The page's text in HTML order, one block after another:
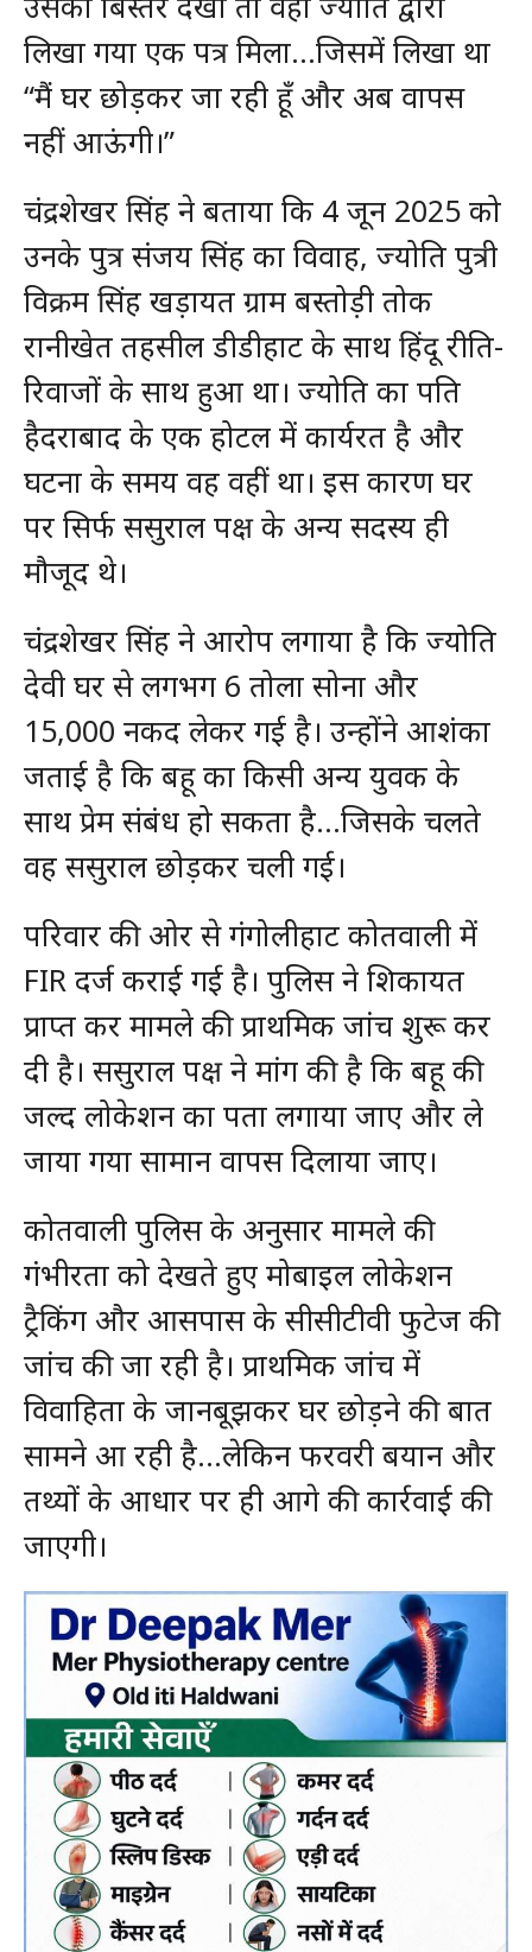
लिखा गया एक पत्र मिला…जिसमें लिखा था
“मैं घर छोड़कर जा रही हूँ और अब वापस
नहीं आऊंगी।”
चंद्रशेखर सिंह ने बताया कि 4 जून 2025 को
उनके पुत्र संजय सिंह का विवाह, ज्योति पुत्री
विक्रम सिंह खड़ायत ग्राम बस्तोड़ी तोक
रानीखेत तहसील डीडीहाट के साथ हिंदू रीति-
रिवाजों के साथ हुआ था। ज्योति का पति
हैदराबाद के एक होटल में कार्यरत है और
घटना के समय वह वहीं था। इस कारण घर
पर सिर्फ ससुराल पक्ष के अन्य सदस्य ही
मौजूद थे।
चंद्रशेखर सिंह ने आरोप लगाया है कि ज्योति
देवी घर से लगभग 6 तोला सोना और
15,000 नकद लेकर गई है। उन्होंने आशंका
जताई है कि बहू का किसी अन्य युवक के
साथ प्रेम संबंध हो सकता है…जिसके चलते
वह ससुराल छोड़कर चली गई।
परिवार की ओर से गंगोलीहाट कोतवाली में
FIR दर्ज कराई गई है। पुलिस ने शिकायत
प्राप्त कर मामले की प्राथमिक जांच शुरू कर
दी है। ससुराल पक्ष ने मांग की है कि बहू की
जल्द लोकेशन का पता लगाया जाए और ले
जाया गया सामान वापस दिलाया जाए।
कोतवाली पुलिस के अनुसार मामले की
गंभीरता को देखते हुए मोबाइल लोकेशन
ट्रैकिंग और आसपास के सीसीटीवी फुटेज की
जांच की जा रही है। प्राथमिक जांच में
विवाहिता के जानबूझकर घर छोड़ने की बात
सामने आ रही है…लेकिन फरवरी बयान और
तथ्यों के आधार पर ही आगे की कार्रवाई की
जाएगी।